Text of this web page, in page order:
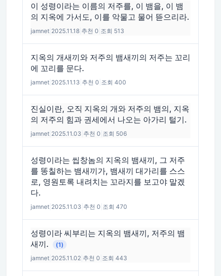
이 성령이라는 이름의 저주를, 이 뱀을, 이 뱀
의 지옥에 가서도, 이를 악물고 물어 뜯으리라.
jamnet 2025.11.18 추천 0 조회 513
지옥의 개새끼와 저주의 뱀새끼의 저주는 꼬리
에 꼬리를 문다.
jamnet 2025.11.13 추천 0 조회 400
진실이란, 오직 지옥의 개와 저주의 뱀의, 지옥
의 저주의 힘과 권세에서 나오는 아가리 털기.
jamnet 2025.11.03 추천 0 조회 506
성령이라는 씹창놈의 지옥의 뱀새끼, 그 저주
를 똥칠하는 뱀새끼가, 뱀새끼 대가리를 스스
로, 영원토록 내려치는 꼬라지를 보고야 말겠
다.
jamnet 2025.11.03 추천 0 조회 470
성령이라 씨부리는 지옥의 뱀새끼, 저주의 뱀
새끼.
(1)
jamnet 2025.11.02 추천 0 조회 443